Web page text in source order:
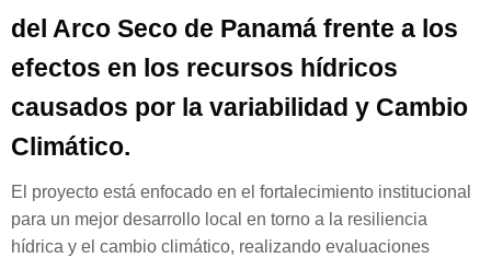
del Arco Seco de Panamá frente a los
efectos en los recursos hídricos
causados por la variabilidad y Cambio
Climático.
El proyecto está enfocado en el fortalecimiento institucional
para un mejor desarrollo local en torno a la resiliencia
hídrica y el cambio climático, realizando evaluaciones